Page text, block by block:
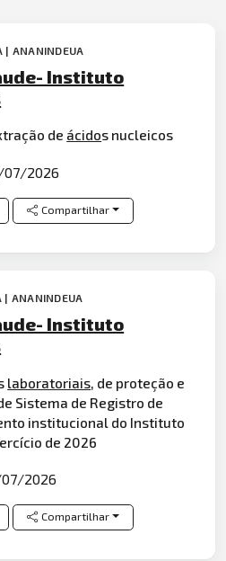
ANANINDEUA
Instituto
de ácidos nucleicos
07/2026
Compartilhar
ANANINDEUA
Instituto
laboratoriais , de proteção e
Sistema de Registro de
institucional do Instituto
de 2026
2026
Compartilhar